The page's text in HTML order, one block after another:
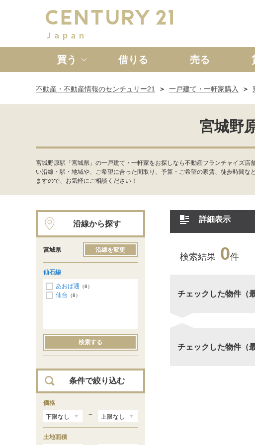
買う
新築一戸建て 中古一戸建て
借りる 売る
不動産・不動産情報のセンチュリー21 一戸建て・一軒家購入
宮城野
宮城野原駅「宮城県」の一戸建て・一軒家をお探しなら不動産フランチャイズ
い沿線・駅・地域や、ご希望に合った間取り、予算・ご希望の家賃、徒歩時間
ますので、お気軽にご相談ください！
詳細表示
検索結果 0件
チェックした物件（
チェックした物件（
沿線から探す
宮城県 沿線を変更
仙石線
あおば通 （8）
仙台 （8）
検索する
条件で絞り込む
価格
～
土地面積